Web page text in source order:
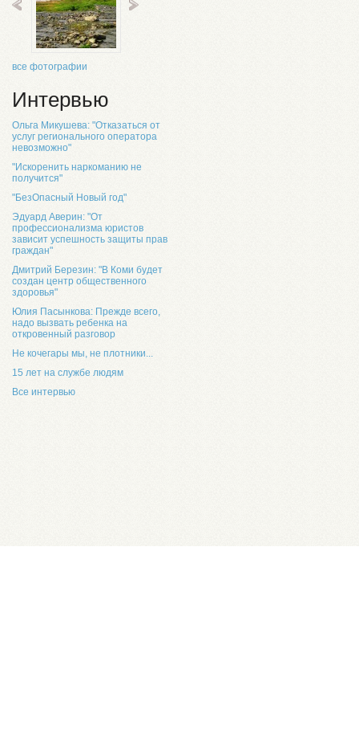
все фотографии
Интервью
Ольга Микушева: "Отказаться от
услуг регионального оператора
невозможно"
"Искоренить наркоманию не
получится"
"БезОпасный Новый год"
Эдуард Аверин: "От
профессионализма юристов
зависит успешность защиты прав
граждан"
Дмитрий Березин: "В Коми будет
создан центр общественного
здоровья"
Юлия Пасынкова: Прежде всего,
надо вызвать ребенка на
откровенный разговор
Не кочегары мы, не плотники...
15 лет на службе людям
Все интервью